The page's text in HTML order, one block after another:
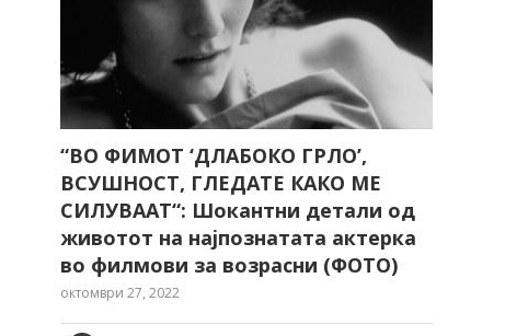
“ВО ФИМОТ ‘ДЛАБОКО ГРЛО’,
ВСУШНОСТ, ГЛЕДАТЕ КАКО МЕ
СИЛУВААТ“: Шокантни детали од
животот на најпознатата актерка
во филмови за возрасни (ФОТО)
октомври 27, 2022